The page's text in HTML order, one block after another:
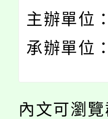
主辦單位
承辦單位
內文可瀏覽